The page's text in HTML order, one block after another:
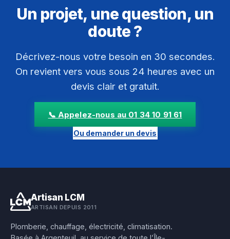
Un projet, une question, un
doute ?
Décrivez-nous votre besoin en 30 secondes.
On revient vers vous sous 24 heures avec un
devis clair et gratuit.
📞 Appelez-nous au 01 34 10 91 61
Ou demander un devis
Artisan LCM
ARTISAN DEPUIS 2011
Plomberie, chauffage, électricité, climatisation.